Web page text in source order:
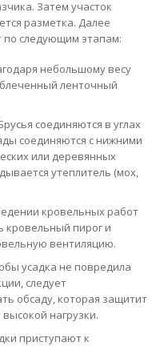
Затем участок
разметка. Далее
по следующим этапам:
небольшому весу
ленточный
соединяются в углах
соединяются с нижними
или деревянных
утеплитель (мох,
кровельных работ
кровельный пирог и
вентиляцию.
усадка не повредила
следует
обсаду, которая защитит
нагрузки.
приступают к